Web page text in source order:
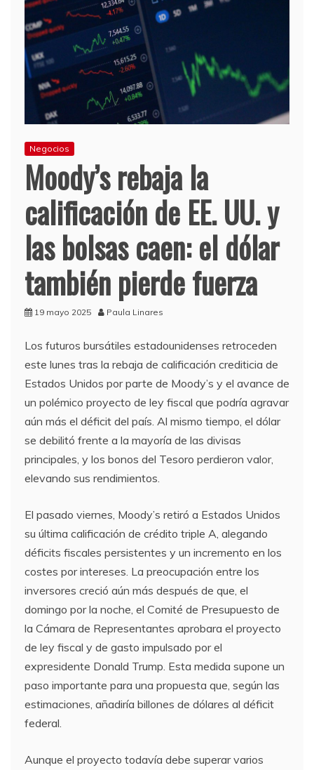
Negocios
Moody’s rebaja la
calificación de EE. UU. y
las bolsas caen: el dólar
también pierde fuerza
19 mayo 2025 Paula Linares
Los futuros bursátiles estadounidenses retroceden
este lunes tras la rebaja de calificación crediticia de
Estados Unidos por parte de Moody’s y el avance de
un polémico proyecto de ley fiscal que podría agravar
aún más el déficit del país. Al mismo tiempo, el dólar
se debilitó frente a la mayoría de las divisas
principales, y los bonos del Tesoro perdieron valor,
elevando sus rendimientos.
El pasado viernes, Moody’s retiró a Estados Unidos
su última calificación de crédito triple A, alegando
déficits fiscales persistentes y un incremento en los
costes por intereses. La preocupación entre los
inversores creció aún más después de que, el
domingo por la noche, el Comité de Presupuesto de
la Cámara de Representantes aprobara el proyecto
de ley fiscal y de gasto impulsado por el
expresidente Donald Trump. Esta medida supone un
paso importante para una propuesta que, según las
estimaciones, añadiría billones de dólares al déficit
federal.
Aunque el proyecto todavía debe superar varios